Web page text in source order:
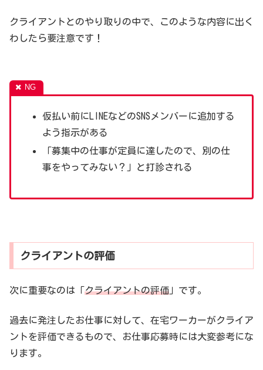
クライアントとのやり取りの中で、このような内容に出く
わしたら要注意です！
仮払い前にLINEなどのSNSメンバーに追加する
よう指示がある
「募集中の仕事が定員に達したので、別の仕
事をやってみない？」と打診される
クライアントの評価
次に重要なのは「クライアントの評価 」です。
過去に発注したお仕事に対して、在宅ワーカーがクライア
ントを評価できるもので、お仕事応募時には大変参考にな
ります。